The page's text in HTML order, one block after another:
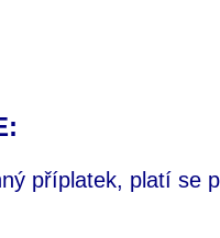
příplatek, platí se